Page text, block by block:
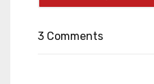
3 Comments